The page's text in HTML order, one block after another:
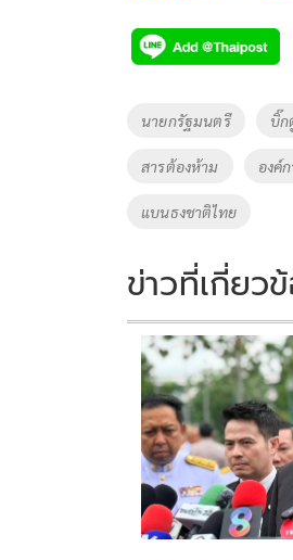
e
b
o
o
k
tt
er
p
y
Li
k
Tags
นายกรัฐมนตรี บิ๊ก
สารต้องห้าม องค์
แบนธงชาติไทย
ข่าวที่เกี่ยว